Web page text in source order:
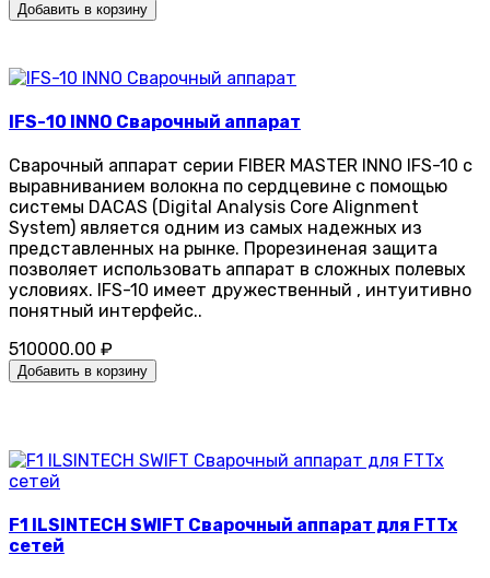
Добавить в корзину
IFS-10 INNO Сварочный аппарат
Сварочный аппарат серии FIBER MASTER INNO IFS-10 с
выравниванием волокна по сердцевине с помощью
системы DACAS (Digital Analysis Core Alignment
System) является одним из самых надежных из
представленных на рынке. Прорезиненая защита
позволяет использовать аппарат в сложных полевых
условиях. IFS-10 имеет дружественный , интуитивно
понятный интерфейс..
510000.00 ₽
Добавить в корзину
F1 ILSINTECH SWIFT Сварочный аппарат для FTTx
сетей